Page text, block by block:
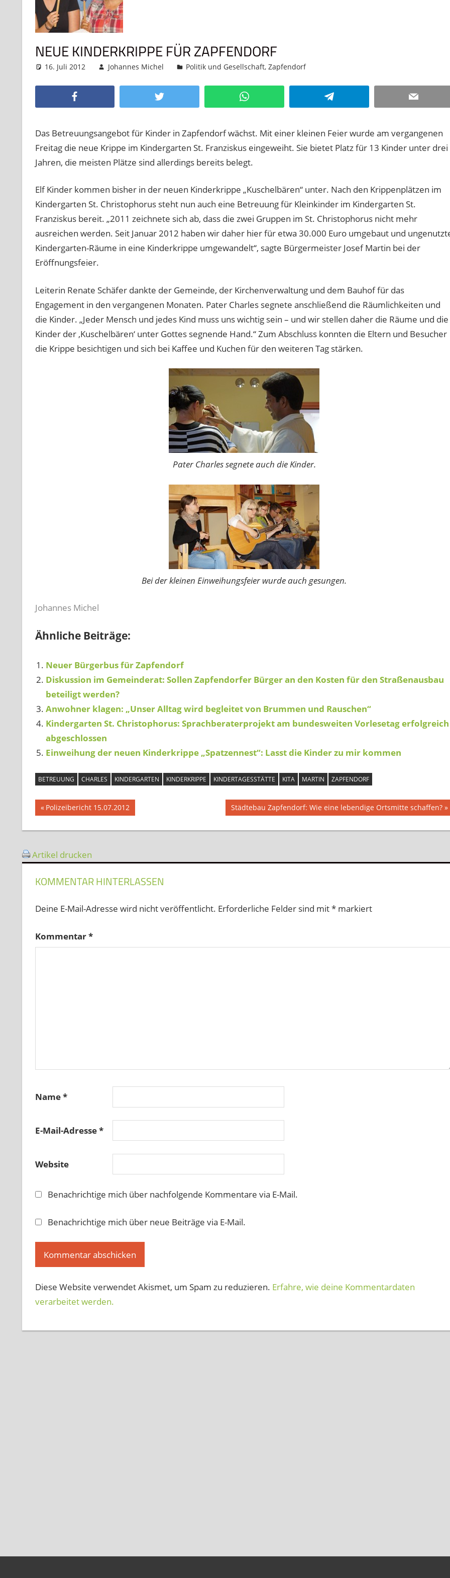
NEUE KINDERKRIPPE FÜR ZAPFENDORF
16. Juli 2012 Johannes Michel Politik und Gesellschaft,Zapfendorf
Twitter WhatsApp Telegram Email
Das Betreuungsangebot für Kinder in Zapfendorf wächst. Mit einer kleinen Feier wurde am vergangenen
Freitag die neue Krippe im Kindergarten St. Franziskus eingeweiht. Sie bietet Platz für 13 Kinder unter drei
Jahren, die meisten Plätze sind allerdings bereits belegt.
Elf Kinder kommen bisher in der neuen Kinderkrippe „Kuschelbären“ unter. Nach den Krippenplätzen im
Kindergarten St. Christophorus steht nun auch eine Betreuung für Kleinkinder im Kindergarten St.
Franziskus bereit. „2011 zeichnete sich ab, dass die zwei Gruppen im St. Christophorus nicht mehr
ausreichen werden. Seit Januar 2012 haben wir daher hier für etwa 30.000 Euro umgebaut und
Kindergarten-Räume in eine Kinderkrippe umgewandelt“, sagte Bürgermeister Josef Martin bei der
Eröffnungsfeier.
Leiterin Renate Schäfer dankte der Gemeinde, der Kirchenverwaltung und dem Bauhof für das
Engagement in den vergangenen Monaten. Pater Charles segnete anschließend die Räumlichkeiten und
die Kinder. „Jeder Mensch und jedes Kind muss uns wichtig sein – und wir stellen daher die Räume und die
Kinder der ‚Kuschelbären‘ unter Gottes segnende Hand.“ Zum Abschluss konnten die Eltern und Besucher
die Krippe besichtigen und sich bei Kaffee und Kuchen für den weiteren Tag stärken.
Pater Charles segnete auch die Kinder.
Bei der kleinen Einweihungsfeier wurde auch gesungen.
Johannes Michel
Ähnliche Beiträge:
Neuer Bürgerbus für Zapfendorf
Diskussion im Gemeinderat: Sollen Zapfendorfer Bürger an den Kosten für den Straßenausbau
beteiligt werden?
Anwohner klagen: „Unser Alltag wird begleitet von Brummen und Rauschen“
Kindergarten St. Christophorus: Sprachberaterprojekt am bundesweiten Vorlesetag erfolgreich
abgeschlossen
Einweihung der neuen Kinderkrippe „Spatzennest“: Lasst die Kinder zu mir kommen
BETREUUNG CHARLES KINDERGARTEN KINDERKRIPPE KINDERTAGESSTÄTTE KITA MARTIN ZAPFENDORF
Beitragsnavigation
Vorheriger
Polizeibericht 15.07.2012
Nächster
Städtebau Zapfendorf: Wie eine lebendige Ortsmitte schaffen?
Artikel drucken
KOMMENTAR HINTERLASSEN
Deine E-Mail-Adresse wird nicht veröffentlicht. Erforderliche Felder sind mit*markiert
Kommentar*
Name*
E-Mail-Adresse*
Website
Benachrichtige mich über nachfolgende Kommentare via E-Mail.
Benachrichtige mich über neue Beiträge via E-Mail.
Diese Website verwendet Akismet, um Spam zu reduzieren. Erfahre, wie deine Kommentardaten
verarbeitet werden.